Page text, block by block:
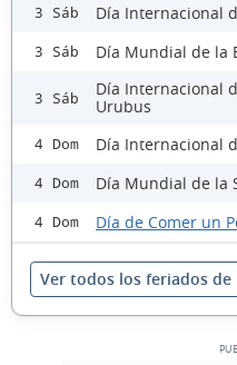
3 Sáb Día Internacional
3 Sáb Día Mundial de la
3 Sáb
Día Internacional
Urubus
4 Dom Día Internacional
4 Dom Día Mundial de la
4 Dom Día de Comer un
Ver todos los feriados de